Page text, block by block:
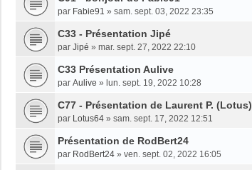
par Fabie91 » sam. sept. 03, 2022 23:35
C33 - Présentation Jipé
par Jipé » mar. sept. 27, 2022 22:10
C33 Présentation Aulive
par Aulive » lun. sept. 19, 2022 10:28
C77 - Présentation de Laurent P. (Lotus)
par Lotus64 » sam. sept. 17, 2022 12:51
Présentation de RodBert24
par RodBert24 » ven. sept. 02, 2022 16:05